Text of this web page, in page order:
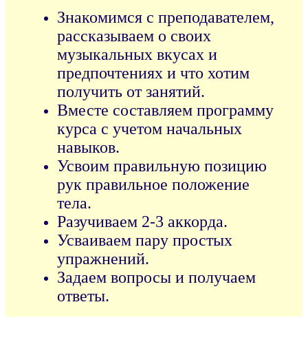
Знакомимся с преподавателем,
рассказываем о своих
музыкальных вкусах и
предпочтениях и что хотим
получить от занятий.
Вместе составляем программу
курса с учетом начальных
навыков.
Усвоим правильную позицию
рук правильное положение
тела.
Разучиваем 2-3 аккорда.
Усваиваем пару простых
упражнений.
Задаем вопросы и получаем
ответы.